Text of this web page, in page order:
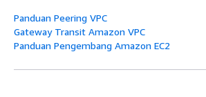
Panduan Peering VPC
Gateway Transit Amazon VPC
Panduan Pengembang Amazon EC2